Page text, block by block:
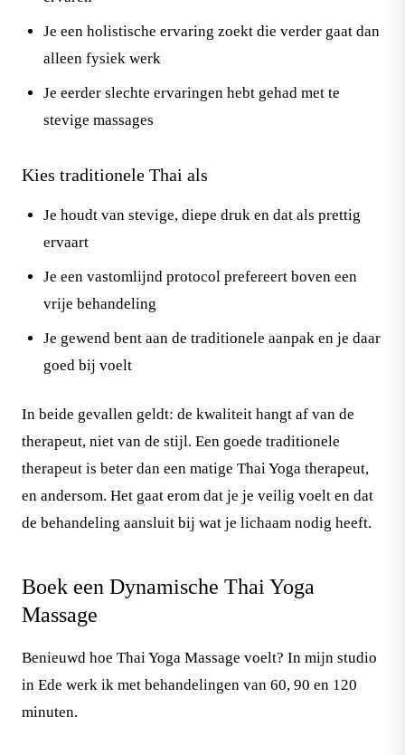
Je een holistische ervaring zoekt die verder gaat dan
alleen fysiek werk
Je eerder slechte ervaringen hebt gehad met te
stevige massages
Kies traditionele Thai als
Je houdt van stevige, diepe druk en dat als prettig
ervaart
Je een vastomlijnd protocol prefereert boven een
vrije behandeling
Je gewend bent aan de traditionele aanpak en je daar
goed bij voelt
In beide gevallen geldt: de kwaliteit hangt af van de
therapeut, niet van de stijl. Een goede traditionele
therapeut is beter dan een matige Thai Yoga therapeut,
en andersom. Het gaat erom dat je je veilig voelt en dat
de behandeling aansluit bij wat je lichaam nodig heeft.
Boek een Dynamische Thai Yoga
Massage
Benieuwd hoe Thai Yoga Massage voelt? In mijn studio
in Ede werk ik met behandelingen van 60, 90 en 120
minuten.